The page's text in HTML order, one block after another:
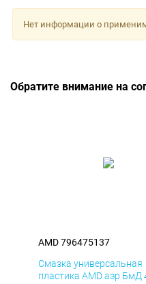
Нет информации о
Обратите внимание на
AMD 796475137
Смазка универсальная
пластика AMD аэр БмД